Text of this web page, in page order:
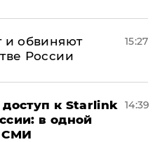
и обвиняют
России
15:27
к Starlink
в одной
СМИ
14:39